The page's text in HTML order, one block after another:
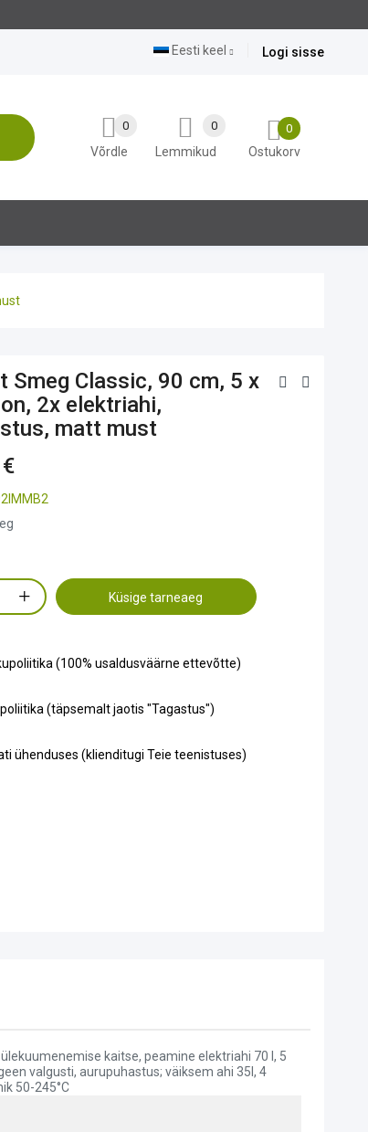
Logi sisse
Eesti keel
0
Ostukorv
Lemmikud
0
Võrdle
0
Smeg Classic, 90 cm, 5 x
2x elektriahi,
matt must
Küsige tarneaeg
(100% usaldusväärne ettevõtte)
(täpsemalt jaotis "Tagastus")
ühenduses (klienditugi Teie teenistuses)
kaitse, peamine elektriahi 70 l, 5
valgusti, aurupuhastus; väiksem ahi 35l, 4
50-245°C